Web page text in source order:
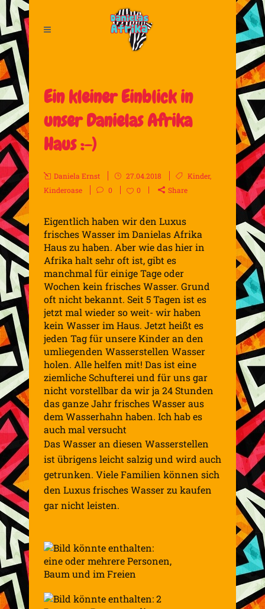
Ein kleiner Einblick in
unser Danielas Afrika
Haus :-)
Daniela Ernst 27.04.2018 Kinder,
Kinderoase
0 0 Share
Eigentlich haben wir den Luxus
frisches Wasser im Danielas Afrika
Haus zu haben. Aber wie das hier in
Afrika halt sehr oft ist, gibt es
manchmal für einige Tage oder
Wochen kein frisches Wasser. Grund
oft nicht bekannt. Seit 5 Tagen ist es
jetzt mal wieder so weit- wir haben
kein Wasser im Haus. Jetzt heißt es
jeden Tag für unsere Kinder an den
umliegenden Wasserstellen Wasser
holen. Alle helfen mit! Das ist eine
ziemliche Schufterei und für uns gar
nicht vorstellbar da wir ja 24 Stunden
das ganze Jahr frisches Wasser aus
dem Wasserhahn haben. Ich hab es
auch mal versucht
Das Wasser an diesen Wasserstellen
ist übrigens leicht salzig und wird auch
getrunken. Viele Familien können sich
den Luxus frisches Wasser zu kaufen
gar nicht leisten.